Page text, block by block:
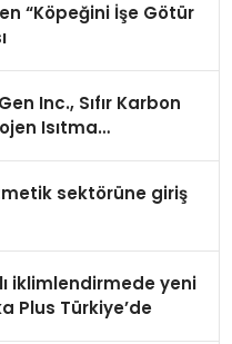
“Köpeğini İşe Götür
Inc., Sıfır Karbon
Isıtma
sektörüne giriş
iklimlendirmede yeni
Plus Türkiye’de